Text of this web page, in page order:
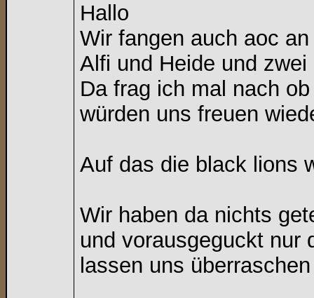
Hallo
Wir fangen auch aoc an
Alfi und Heide und
Da frag ich mal nach
würden uns freuen
Auf das die black lions
Wir haben da nichts
und vorausgeguckt nur
lassen uns überraschen